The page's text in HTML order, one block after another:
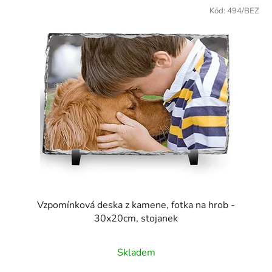
Vzpomínková deska z kamene, fotka na hrob -
30x20cm, stojanek
Skladem
Kód: 494/BEZ